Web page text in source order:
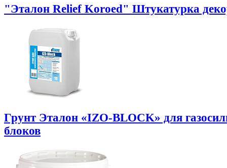
"Эталон Relief Koroed" Штукатурка
Грунт Эталон «IZO-BLOCK» для
блоков